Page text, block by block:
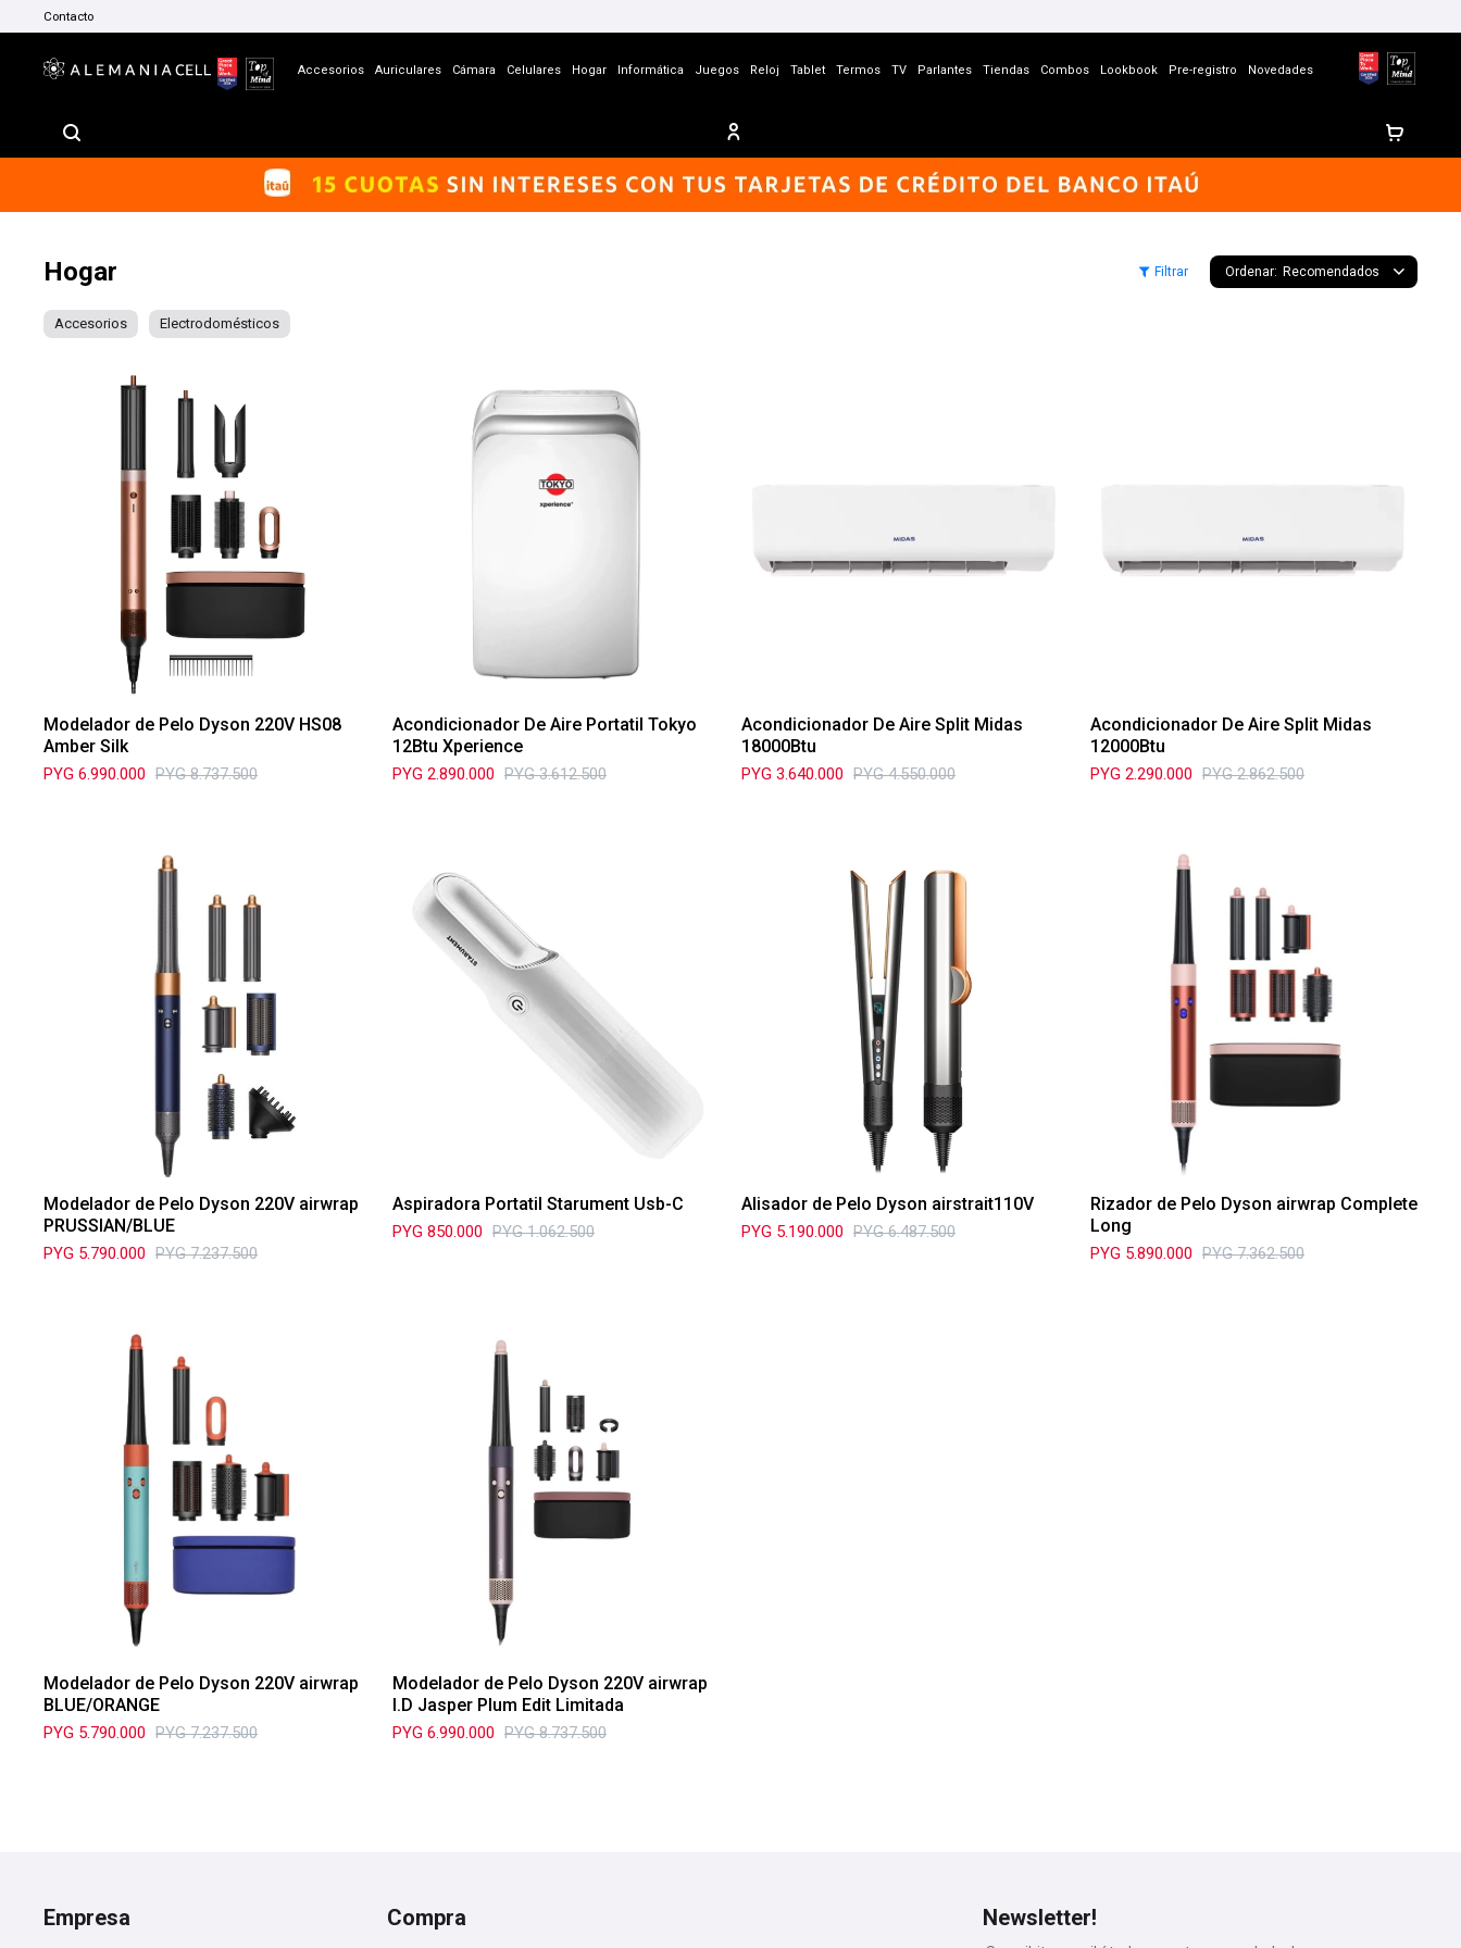
Accesorios Auriculares Cámara Celulares Hogar Informática Juegos Reloj Tablet Termos TV Parlantes Tiendas Combos Lookbook Pre-registro Novedades
Contacto
Hogar Recomendados
Accesorios Electrodomésticos
Modelador de Pelo Dyson 220V HS08
Amber Silk
PYG 6.990.000 PYG 8.737.500
Acondicionador De Aire Portatil Tokyo
12Btu Xperience
PYG 2.890.000 PYG 3.612.500
Acondicionador De Aire Split Midas
18000Btu
PYG 3.640.000 PYG 4.550.000
Acondicionador De Aire Split Midas
12000Btu
PYG 2.290.000 PYG 2.862.500
Modelador de Pelo Dyson 220V airwrap
PRUSSIAN/BLUE
PYG 5.790.000 PYG 7.237.500
Aspiradora Portatil Starument Usb-C
PYG 850.000 PYG 1.062.500
Alisador de Pelo Dyson airstrait110V
PYG 5.190.000 PYG 6.487.500
Rizador de Pelo Dyson airwrap Complete
Long
PYG 5.890.000 PYG 7.362.500
Modelador de Pelo Dyson 220V airwrap
BLUE/ORANGE
PYG 5.790.000 PYG 7.237.500
Modelador de Pelo Dyson 220V airwrap
I.D Jasper Plum Edit Limitada
PYG 6.990.000 PYG 8.737.500
Empresa Compra Newsletter!